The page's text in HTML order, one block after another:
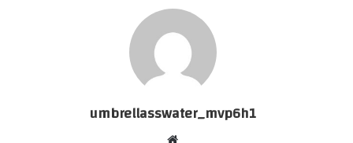
umbrellasswater_mvp6h1